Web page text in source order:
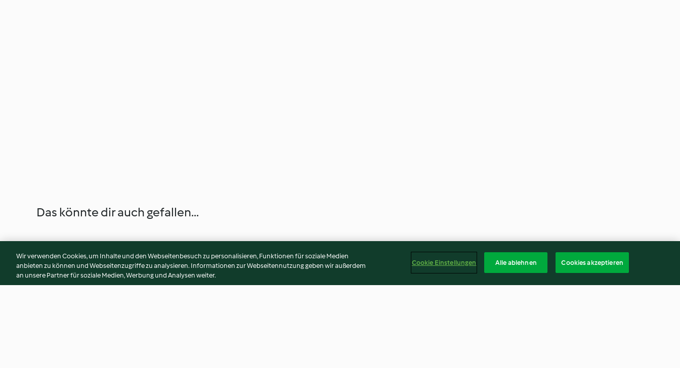
Das könnte dir auch gefallen...
Wir verwenden Cookies, um Inhalte und den Webseitenbesuch zu personalisieren, Funktionen für soziale Medien
anbieten zu können und Webseitenzugriffe zu analysieren. Informationen zur Webseitennutzung geben wir außerdem
an unsere Partner für soziale Medien, Werbung und Analysen weiter.
Cookie Einstellungen Alle ablehnen Cookies akzeptieren